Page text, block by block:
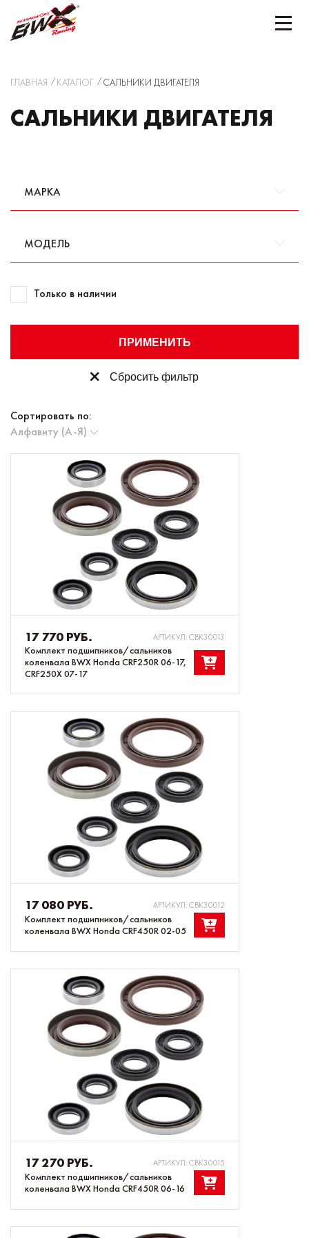
ГЛАВНАЯ КАТАЛОГ САЛЬНИКИ ДВИГАТЕЛЯ
САЛЬНИКИ ДВИГАТЕЛЯ
МАРКА
МОДЕЛЬ
Только в наличии
Сбросить фильтр
ПРИМЕНИТЬ
Сортировать по:
Алфавиту (А-Я)
17 770 РУБ. АРТИКУЛ: CBK30013
Комплект подшипников/сальников
коленвала BWX Honda CRF250R 06-17,
CRF250X 07-17
17 080 РУБ. АРТИКУЛ: CBK30012
Комплект подшипников/сальников
коленвала BWX Honda CRF450R 02-05
17 270 РУБ. АРТИКУЛ: CBK30015
Комплект подшипников/сальников
коленвала BWX Honda CRF450R 06-16